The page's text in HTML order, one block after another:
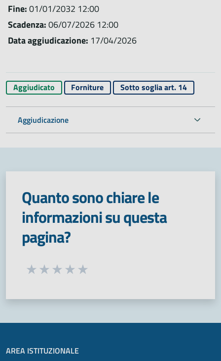
Fine:01/01/2032 12:00
Scadenza:06/07/2026 12:00
Data aggiudicazione: 17/04/2026
Aggiudicato Forniture Sotto soglia art. 14
Aggiudicazione
Quanto sono chiare le
informazioni su questa
pagina?
Seleziona una valutazione da 1 a 5 stelle
AREA ISTITUZIONALE